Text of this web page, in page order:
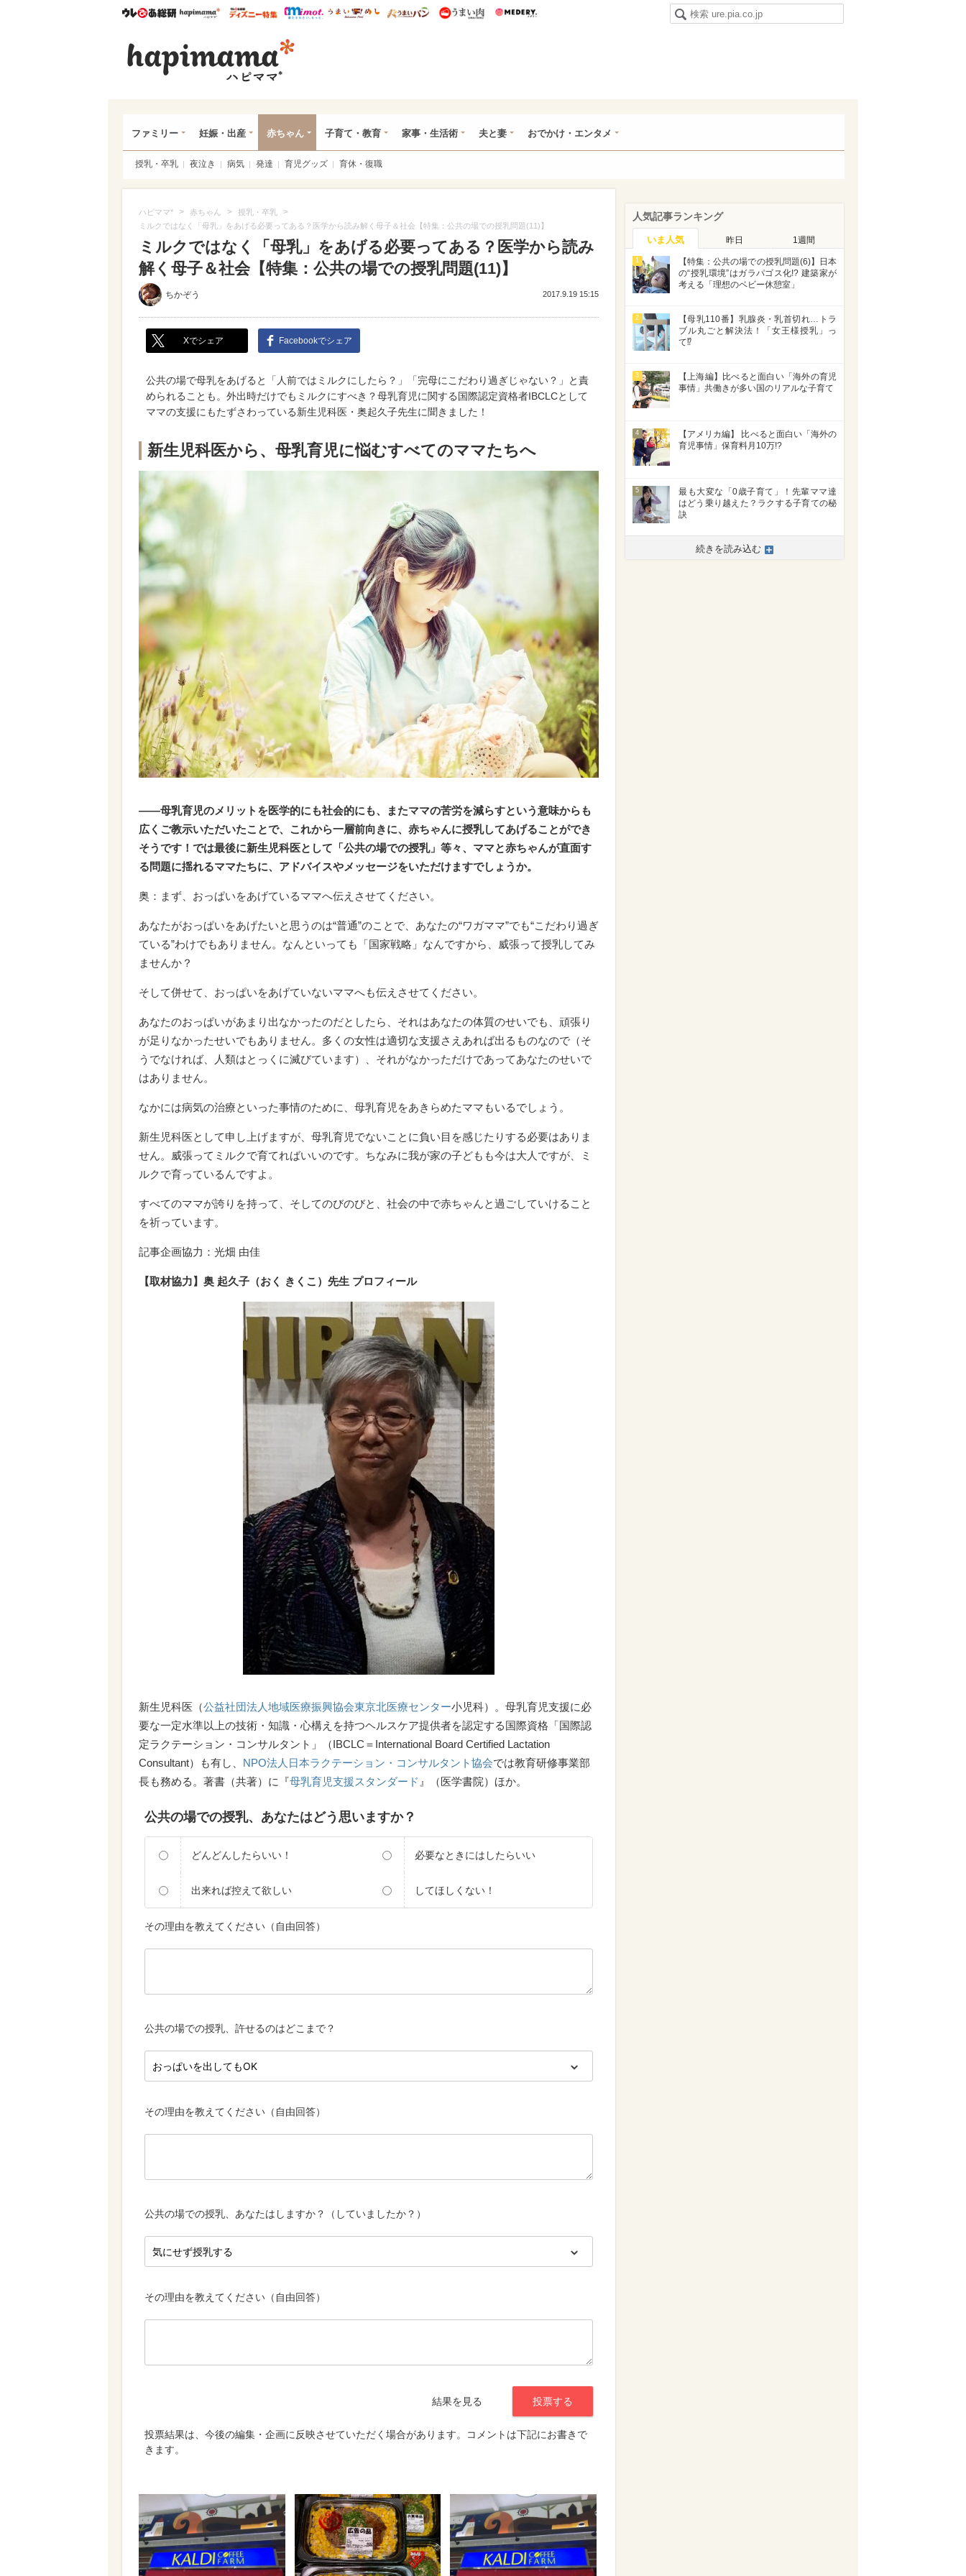
ウレぴあ総研ハピママ* ウレぴあ総研 ディズニー特集
mimot. うまいめし うまいパン うまい肉
ファミリー 妊娠・出産 赤ちゃん 子育て・教育 家事・生活術 夫と妻 おでかけ・エンタメ
授乳・卒乳 夜泣き 病気 発達 育児グッズ 育休・復職
ハピママ* > 赤ちゃん > 授乳・卒乳 >
ミルクではなく「母乳」をあげる必要ってある？医学から読み解く母子＆社会【特集：公共の場での授乳問題(11)】
ミルクではなく「母乳」をあげる必要ってある？医学から読み
解く母子＆社会【特集：公共の場での授乳問題(11)】
ちかぞう 2017.9.19 15:15
Xでシェア Facebookでシェア
公共の場で母乳をあげると「人前ではミルクにしたら？」「完母にこだわり過ぎじゃない？」と責
められることも。外出時だけでもミルクにすべき？母乳育児に関する国際認定資格者IBCLCとして
ママの支援にもたずさわっている新生児科医・奥起久子先生に聞きました！
新生児科医から、母乳育児に悩むすべてのママたちへ
――母乳育児のメリットを医学的にも社会的にも、またママの苦労を減らすという意味からも
広くご教示いただいたことで、これから一層前向きに、赤ちゃんに授乳してあげることができ
そうです！では最後に新生児科医として「公共の場での授乳」等々、ママと赤ちゃんが直面す
る問題に揺れるママたちに、アドバイスやメッセージをいただけますでしょうか。
奥：まず、おっぱいをあげているママへ伝えさせてください。
あなたがおっぱいをあげたいと思うのは“普通”のことで、あなたの“ワガママ”でも“こだわり過ぎ
ている”わけでもありません。なんといっても「国家戦略」なんですから、威張って授乳してみ
ませんか？
そして併せて、おっぱいをあげていないママへも伝えさせてください。
あなたのおっぱいがあまり出なかったのだとしたら、それはあなたの体質のせいでも、頑張り
が足りなかったせいでもありません。多くの女性は適切な支援さえあれば出るものなので（そ
うでなければ、人類はとっくに滅びています）、それがなかっただけであってあなたのせいで
はありません。
なかには病気の治療といった事情のために、母乳育児をあきらめたママもいるでしょう。
新生児科医として申し上げますが、母乳育児でないことに負い目を感じたりする必要はありま
せん。威張ってミルクで育てればいいのです。ちなみに我が家の子どもも今は大人ですが、ミ
ルクで育っているんですよ。
すべてのママが誇りを持って、そしてのびのびと、社会の中で赤ちゃんと過ごしていけること
を祈っています。
記事企画協力：光畑 由佳
【取材協力】奥 起久子（おく きくこ）先生 プロフィール
新生児科医（公益社団法人地域医療振興協会東京北医療センター小児科）。母乳育児支援に必
要な一定水準以上の技術・知識・心構えを持つヘルスケア提供者を認定する国際資格「国際認
定ラクテーション・コンサルタント」（IBCLC＝International Board Certified Lactation
Consultant）も有し、 NPO法人日本ラクテーション・コンサルタント協会では教育研修事業部
長も務める。著書（共著）に『母乳育児支援スタンダード 』（医学書院）ほか。
人気記事ランキング
いま人気 昨日 1週間
1
【特集：公共の場での授乳問題(6)】日本
の“授乳環境”はガラパゴス化!? 建築家が
考える「理想のベビー休憩室」
2
【母乳110番】乳腺炎・乳首切れ…トラ
ブル丸ごと解決法！「女王様授乳」っ
て⁉
3
【上海編】比べると面白い「海外の育児
事情」共働きが多い国のリアルな子育て
4
【アメリカ編】 比べると面白い「海外の
育児事情」保育料月10万!?
5
最も大変な「0歳子育て」！先輩ママ達
はどう乗り越えた？ラクする子育ての秘
訣
続きを読み込む